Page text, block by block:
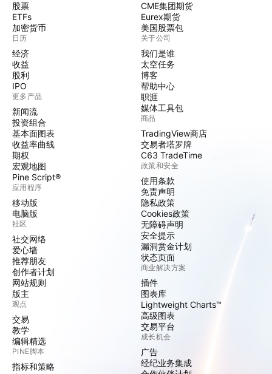
股票
ETFs
加密货币
日历
经济
收益
股利
IPO
更多产品
新闻流
投资组合
基本面图表
收益率曲线
期权
宏观地图
Pine Script®
应用程序
移动版
电脑版
社区
社交网络
爱心墙
推荐朋友
创作者计划
网站规则
版主
观点
交易
教学
编辑精选
PINE脚本
指标和策略
CME集团期货
Eurex期货
美国股票包
关于公司
我们是谁
太空任务
博客
帮助中心
职涯
媒体工具包
商品
TradingView商店
交易者塔罗牌
C63 TradeTime
政策和安全
使用条款
免责声明
隐私政策
Cookies政策
无障碍声明
安全提示
漏洞赏金计划
状态页面
商业解决方案
插件
图表库
Lightweight Charts™
高级图表
交易平台
成长机会
广告
经纪业务集成